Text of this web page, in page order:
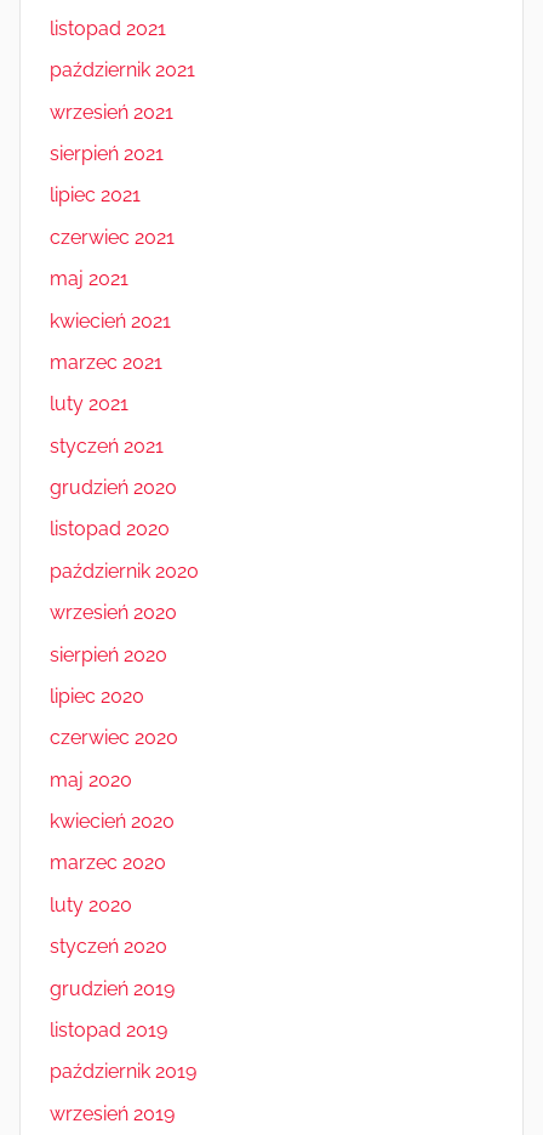
listopad 2021
październik 2021
wrzesień 2021
sierpień 2021
lipiec 2021
czerwiec 2021
maj 2021
kwiecień 2021
marzec 2021
luty 2021
styczeń 2021
grudzień 2020
listopad 2020
październik 2020
wrzesień 2020
sierpień 2020
lipiec 2020
czerwiec 2020
maj 2020
kwiecień 2020
marzec 2020
luty 2020
styczeń 2020
grudzień 2019
listopad 2019
październik 2019
wrzesień 2019